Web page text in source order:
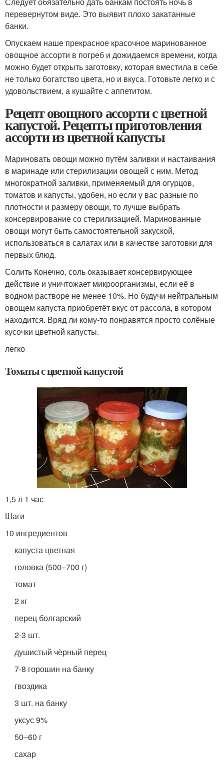
перевернутом виде. Это выявит плохо закатанные
банки.
Опускаем наше прекрасное красочное маринованное
овощное ассорти в погреб и дожидаемся времени, когда
можно будет открыть заготовку, которая вместила в себе
не только богатство цвета, но и вкуса. Готовьте легко и с
удовольствием, а кушайте с аппетитом.
Рецепт овощного ассорти с цветной
капустой. Рецепты приготовления
ассорти из цветной капусты
Мариновать овощи можно путём заливки и настаивания
в маринаде или стерилизации овощей с ним. Метод
многократной заливки, применяемый для огурцов,
томатов и капусты, удобен, но если у вас разные по
плотности и размеру овощи, то лучше выбрать
консервирование со стерилизацией. Маринованные
овощи могут быть самостоятельной закуской,
использоваться в салатах или в качестве заготовки для
первых блюд.
Солить Конечно, соль оказывает консервирующее
действие и уничтожает микроорганизмы, если её в
водном растворе не менее 10%. Но будучи нейтральным
овощем капуста приобретёт вкус от рассола, в котором
находится. Вряд ли кому-то понравятся просто солёные
кусочки цветной капусты.
легко
Томаты с цветной капустой
1,5 л 1 час
Шаги
10 ингредиентов
капуста цветная
головка (500–700 г)
томат
2 кг
перец болгарский
2-3 шт.
душистый чёрный перец
7-8 горошин на банку
гвоздика
3 шт. на банку
уксус 9%
50–60 г
сахар